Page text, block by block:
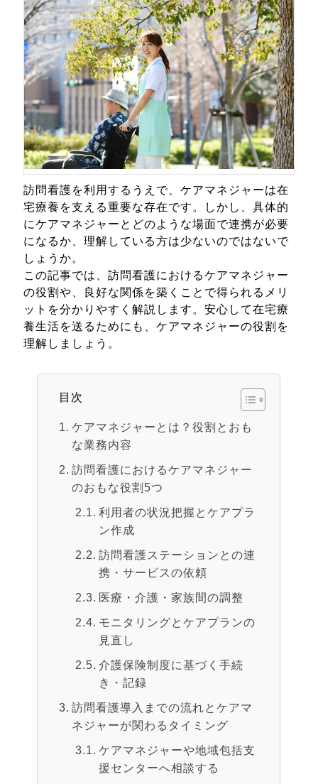
訪問看護を利用するうえで、ケアマネジャーは在
宅療養を支える重要な存在です。しかし、具体的
にケアマネジャーとどのような場面で連携が必要
になるか、理解している方は少ないのではないで
しょうか。
この記事では、訪問看護におけるケアマネジャー
の役割や、良好な関係を築くことで得られるメリ
ットを分かりやすく解説します。安心して在宅療
養生活を送るためにも、ケアマネジャーの役割を
理解しましょう。
目次
ケアマネジャーとは？役割とおも
な業務内容
訪問看護におけるケアマネジャー
のおもな役割5つ
利用者の状況把握とケアプラ
ン作成
訪問看護ステーションとの連
携・サービスの依頼
医療・介護・家族間の調整
モニタリングとケアプランの
見直し
介護保険制度に基づく手続
き・記録
訪問看護導入までの流れとケアマ
ネジャーが関わるタイミング
ケアマネジャーや地域包括支
援センターへ相談する